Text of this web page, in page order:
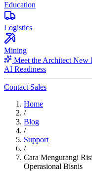
Education
Logistics
Mining
Meet the Architect New
AI Readiness
Contact Sales
Home
/
Blog
/
Support
/
Cara Mengurangi
Operasional Bisnis